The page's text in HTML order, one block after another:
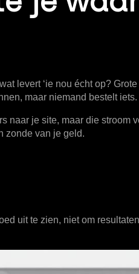
levert ‘ie nou écht op?
maar niemand bestelt iets.
je site, maar die stroom
zonde van je geld.
uit te zien, niet om